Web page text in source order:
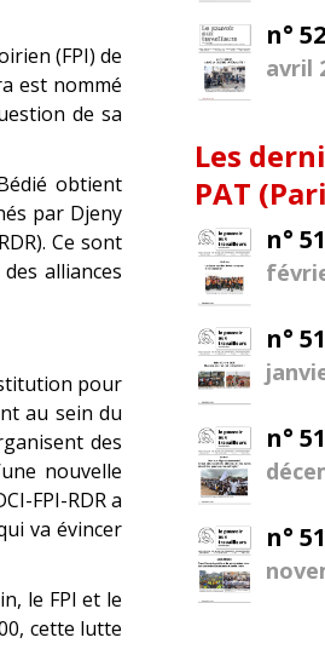
(FPI) de
est nommé
de sa
obtient
par Djeny
Ce sont
alliances
pour
au sein du
des
nouvelle
FPI-RDR a
va évincer
le FPI et le
cette lutte
n°
avril
Les
PAT
n°
n°
n°
n°